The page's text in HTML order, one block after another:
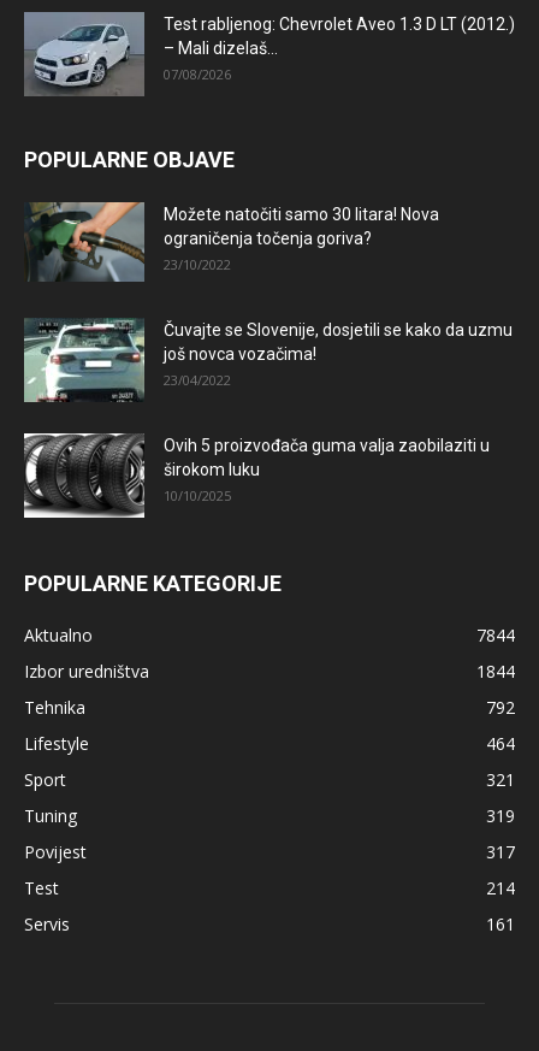
Test rabljenog: Chevrolet Aveo 1.3 D LT (2012.)
– Mali dizelaš...
07/08/2026
POPULARNE OBJAVE
Možete natočiti samo 30 litara! Nova
ograničenja točenja goriva?
23/10/2022
Čuvajte se Slovenije, dosjetili se kako da uzmu
još novca vozačima!
23/04/2022
Ovih 5 proizvođača guma valja zaobilaziti u
širokom luku
10/10/2025
POPULARNE KATEGORIJE
Aktualno
7844
Izbor uredništva
1844
Tehnika
792
Lifestyle
464
Sport
321
Tuning
319
Povijest
317
Test
214
Servis
161